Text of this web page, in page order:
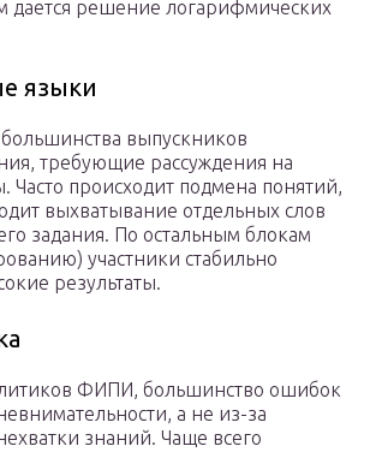
дается решение логарифмических
языки
выпускников
требующие рассуждения на
Часто происходит подмена понятий,
выхватывание отдельных слов
задания. По остальным блокам
участники стабильно
результаты.
ФИПИ, большинство ошибок
а не из-за
знаний. Чаще всего